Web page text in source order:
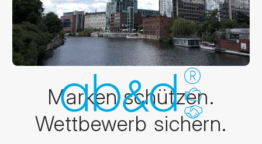
Marken schützen.
Wettbewerb sichern.